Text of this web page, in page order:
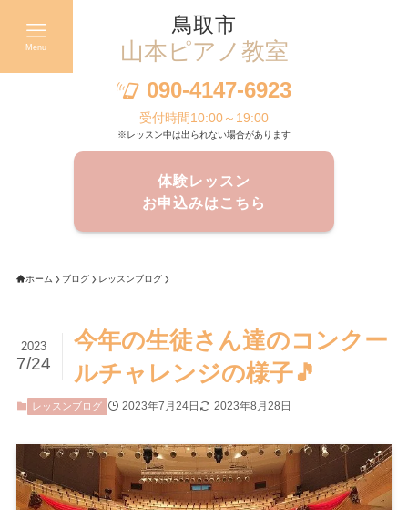
鳥取市
山本ピアノ教室
Menu
090-4147-6923
受付時間10:00～19:00
※レッスン中は出られない場合があります
体験レッスン
お申込みはこちら
ホーム ブログ レッスンブログ
今年の生徒さん達のコンクー
ルチャレンジの様子🎵
2023
7/24
レッスンブログ 2023年7月24日 2023年8月28日